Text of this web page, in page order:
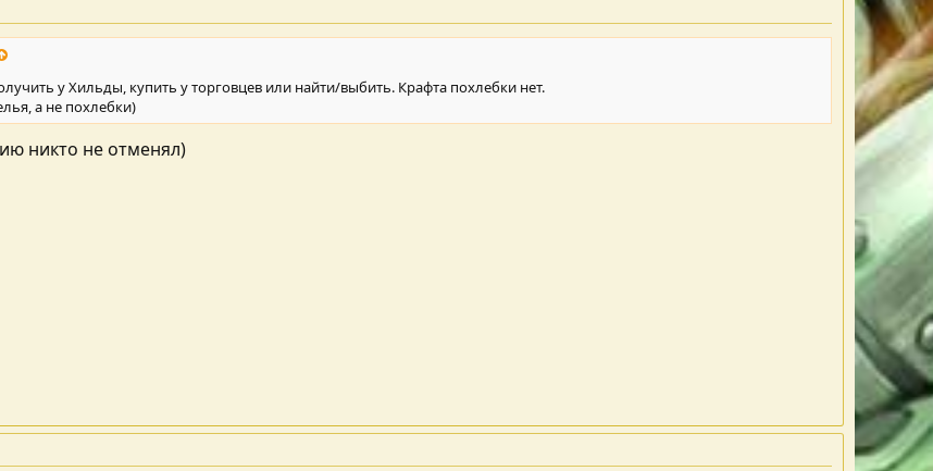
у Хильды, купить у торговцев или найти/выбить. Крафта похлебки нет.
а не похлебки)
никто не отменял)